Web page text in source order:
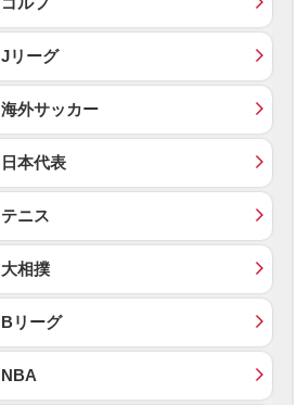
Jリーグ
海外サッカー
日本代表
テニス
大相撲
Bリーグ
NBA